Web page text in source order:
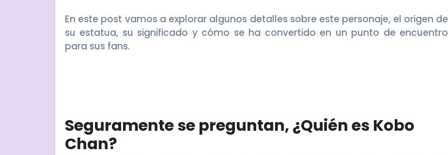
En este post vamos a explorar algunos detalles sobre este personaje, el origen de
su estatua, su significado y cómo se ha convertido en un punto de encuentro
para sus fans.
Seguramente se preguntan, ¿Quién es Kobo
Chan?